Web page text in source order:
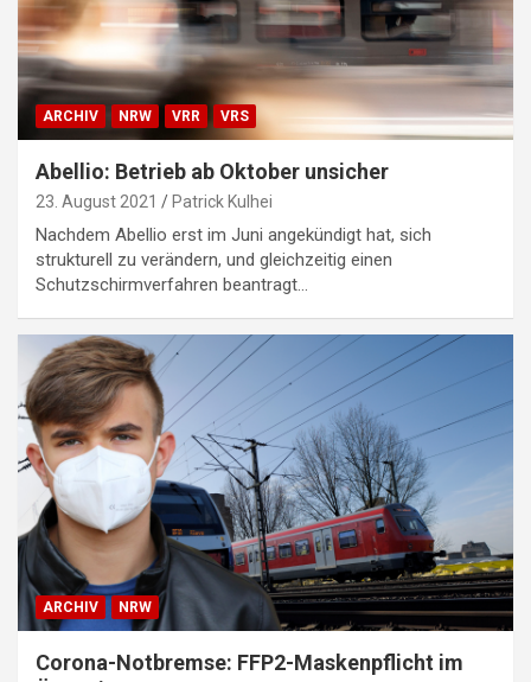
ARCHIV NRW VRR VRS
Abellio: Betrieb ab Oktober unsicher
23. August 2021 Patrick Kulhei
Nachdem Abellio erst im Juni angekündigt hat, sich
strukturell zu verändern, und gleichzeitig einen
Schutzschirmverfahren beantragt…
ARCHIV NRW
Corona-Notbremse: FFP2-Maskenpflicht im